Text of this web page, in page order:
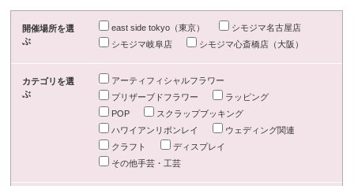
開催場所を選
ぶ
east side tokyo（東京）
シモジマ名古屋店
シモジマ岐阜店
シモジマ心斎橋店（大阪）
カテゴリを選
ぶ
アーティフィシャルフラワー
プリザーブドフラワー
ラッピング
POP
スクラップブッキング
ハワイアンリボンレイ
ウェディング関連
クラフト
ディスプレイ
その他手芸・工芸